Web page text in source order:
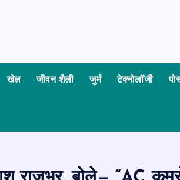
खेल जीवन शैली जुर्म टेक्नोलॉजी